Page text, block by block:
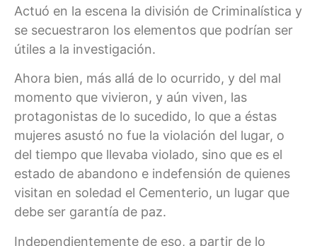
Actuó en la escena la división de Criminalística y
se secuestraron los elementos que podrían ser
útiles a la investigación.
Ahora bien, más allá de lo ocurrido, y del mal
momento que vivieron, y aún viven, las
protagonistas de lo sucedido, lo que a éstas
mujeres asustó no fue la violación del lugar, o
del tiempo que llevaba violado, sino que es el
estado de abandono e indefensión de quienes
visitan en soledad el Cementerio, un lugar que
debe ser garantía de paz.
Independientemente de eso, a partir de lo